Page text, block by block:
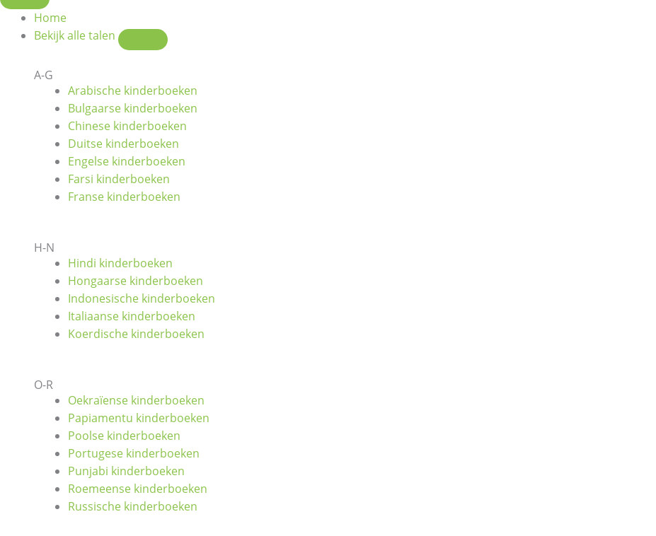
Home
Bekijk alle talen
A-G
Arabische kinderboeken
Bulgaarse kinderboeken
Chinese kinderboeken
Duitse kinderboeken
Engelse kinderboeken
Farsi kinderboeken
Franse kinderboeken
H-N
Hindi kinderboeken
Hongaarse kinderboeken
Indonesische kinderboeken
Italiaanse kinderboeken
Koerdische kinderboeken
O-R
Oekraïense kinderboeken
Papiamentu kinderboeken
Poolse kinderboeken
Portugese kinderboeken
Punjabi kinderboeken
Roemeense kinderboeken
Russische kinderboeken